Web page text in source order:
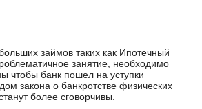
займов таких как Ипотечный
занятие, необходимо
чтобы банк пошел на уступки
закона о банкротстве физических
более сговорчивы.